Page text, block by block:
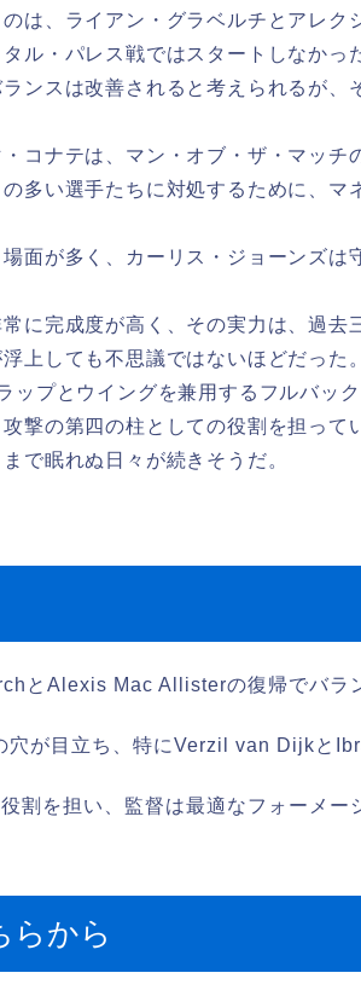
は、ライアン・グラベルチとアレク
ル・パレス戦ではスタートしなかっ
ンスは改善されると考えられるが、
コナテは、マン・オブ・ザ・マッチ
多い選手たちに対処するために、マ
面が多く、カーリス・ジョーンズは
に完成度が高く、その実力は、過去
上しても不思議ではないほどだった。
ップとウイングを兼用するフルバッ
撃の第四の柱としての役割を担って
で眠れぬ日々が続きそうだ。
とAlexis Mac Allisterの復帰でバラ
穴が目立ち、特にVerzil van Dijkと
割を担い、監督は最適なフォーメー
らから